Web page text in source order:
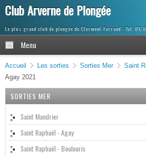
Club Arverne de Plongée
Le plus grand club de plongée de Clermont-Ferrand
Menu
Accueil Les sorties Sorties Mer Saint
Agay 2021
SORTIES MER
Saint Mandrier
Saint Raphaël - Agay
Saint Raphaël - Boulouris